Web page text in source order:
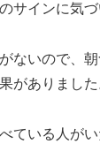
サインに気づ
ないので、
がありました
ている人が